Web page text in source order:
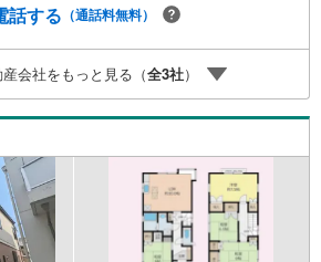
スです。一級建築士をはじめとした専門スタ
相談頂けます4.年中無休（年末年始除く）
ます営業時間 9:30～19:00 この時間はお
わせがスムーズです5.お子様連れでおこし
スペース、授乳室、オムツ替えベッド、ア
ースをご用意しております。
話する （通話料無料）
会社をもっと見る（全3社）